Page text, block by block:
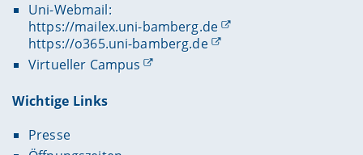
Uni-Webmail:
https://mailex.uni-bamberg.de
https://o365.uni-bamberg.de
Virtueller Campus
Wichtige Links
Presse